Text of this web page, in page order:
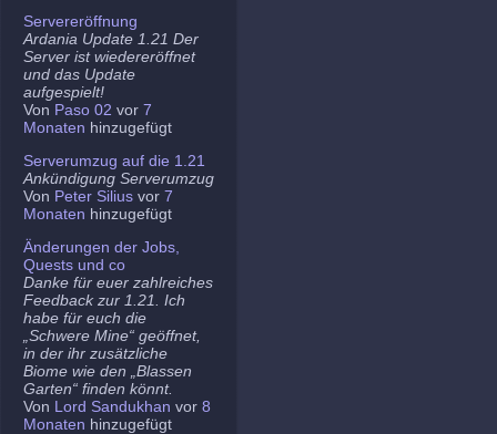
Servereröffnung
Ardania Update 1.21 Der
Server ist wiedereröffnet
und das Update
aufgespielt!
Von Paso 02 vor 7
Monaten hinzugefügt
Serverumzug auf die 1.21
Ankündigung Serverumzug
Von Peter Silius vor 7
Monaten hinzugefügt
Änderungen der Jobs,
Quests und co
Danke für euer zahlreiches
Feedback zur 1.21. Ich
habe für euch die
„Schwere Mine“ geöffnet,
in der ihr zusätzliche
Biome wie den „Blassen
Garten“ finden könnt.
Von Lord Sandukhan vor 8
Monaten hinzugefügt